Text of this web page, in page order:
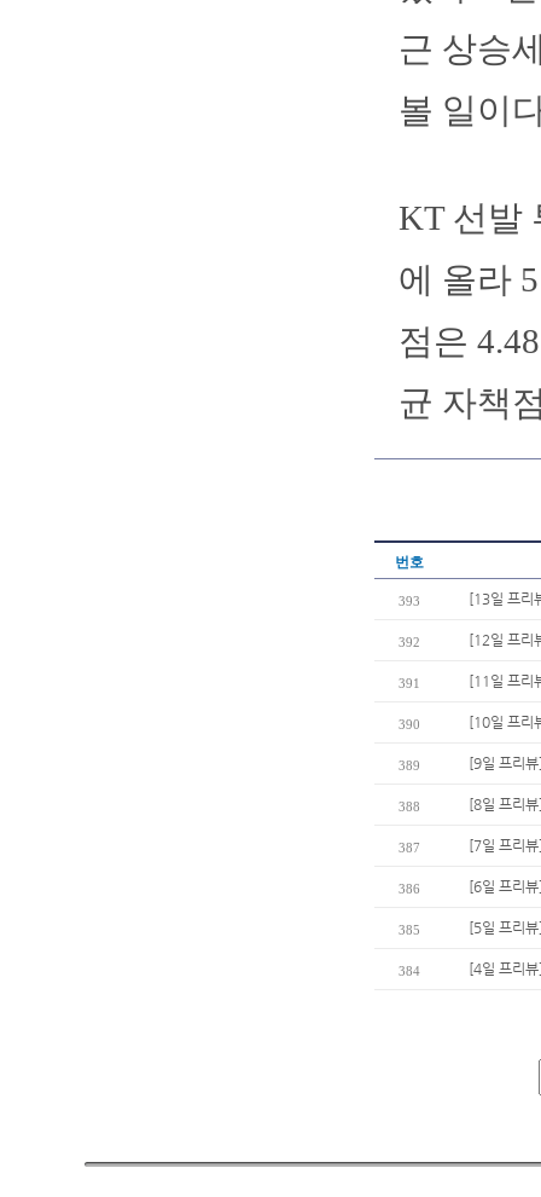
근 상승
볼 일이
KT 선발
에 올라
점은
균 자책
번호
393 [13일 프리
392 [12일 프리
391 [11일 프리
390 [10일 프리
389 [9일 프리
388 [8일 프리
387 [7일 프리
386 [6일 프리
385 [5일 프리뷰
384 [4일 프리